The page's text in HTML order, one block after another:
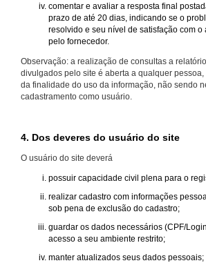
comentar e avaliar a resposta final
prazo de até 20 dias, indicando se o
resolvido e seu nível de satisfação com
pelo fornecedor.
Observação: a realização de consultas a
divulgados pelo site é aberta a qualquer
da finalidade do uso da informação, não sendo
cadastramento como usuário.
4. Dos deveres do usuário do site
O usuário do site deverá
possuir capacidade civil plena para o
realizar cadastro com informações
sob pena de exclusão do cadastro;
guardar os dados necessários (CPF/
acesso a seu ambiente restrito;
manter atualizados seus dados pessoais;